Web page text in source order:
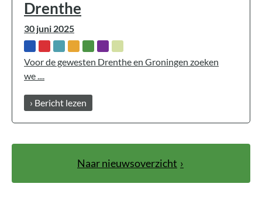
Drenthe
30 juni 2025
Voor de gewesten Drenthe en Groningen zoeken
we ....
› Bericht lezen
Naar nieuwsoverzicht